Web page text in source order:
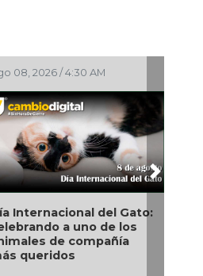
del Gato:
de los
Ago 07, 2026 / 11:44 PM
¡La fiesta comenzó!
Coatzacoalcos vibra
Manuel Turizo y
Next